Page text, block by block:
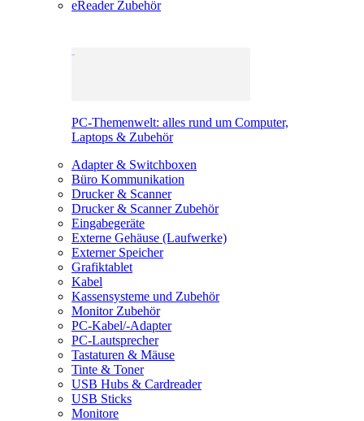
eReader Zubehör
PC-Themenwelt: alles rund um Computer,
Laptops & Zubehör
Adapter & Switchboxen
Büro Kommunikation
Drucker & Scanner
Drucker & Scanner Zubehör
Eingabegeräte
Externe Gehäuse (Laufwerke)
Externer Speicher
Grafiktablet
Kabel
Kassensysteme und Zubehör
Monitor Zubehör
PC-Kabel/-Adapter
PC-Lautsprecher
Tastaturen & Mäuse
Tinte & Toner
USB Hubs & Cardreader
USB Sticks
Monitore